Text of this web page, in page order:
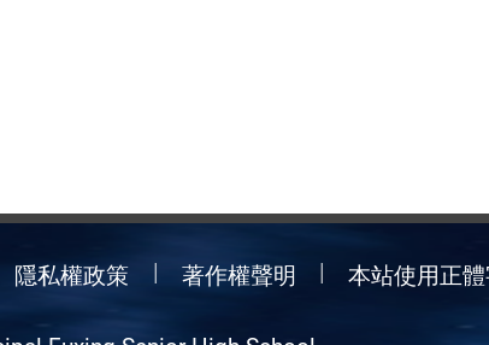
隱私權政策 著作權聲明 本站使用正